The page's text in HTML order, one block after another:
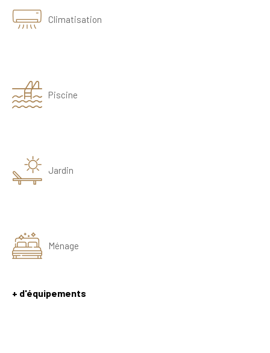
Climatisation
Piscine
Jardin
Ménage
+ d'équipements